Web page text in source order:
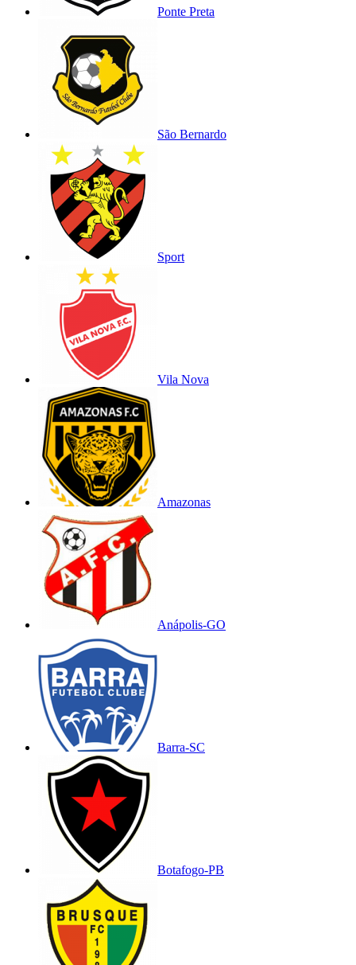
Ponte Preta
São Bernardo
Sport
Vila Nova
Amazonas
Anápolis-GO
Barra-SC
Botafogo-PB